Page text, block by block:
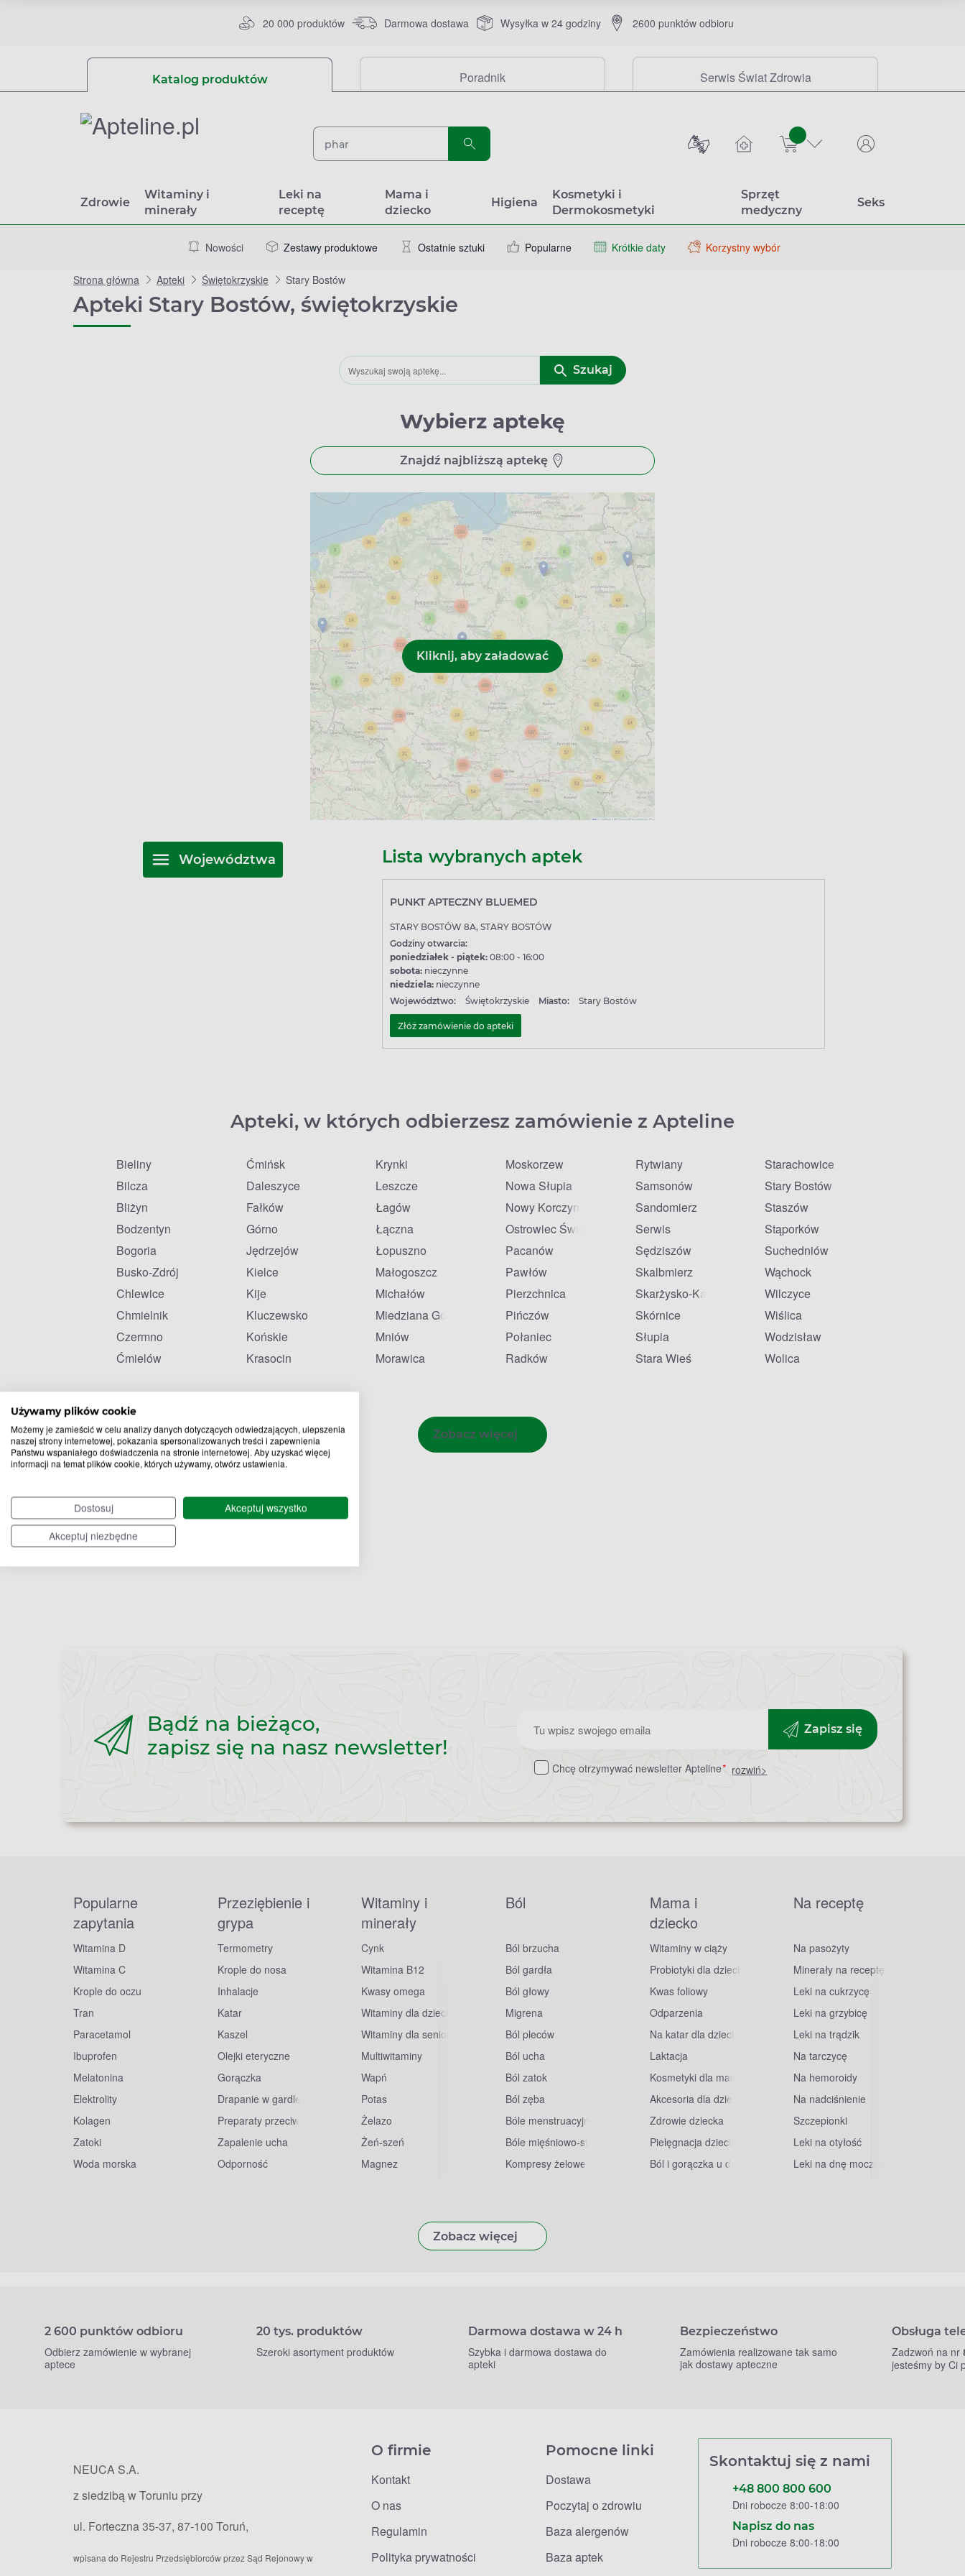
Używamy plików cookie
Możemy je zamieścić w celu analizy danych dotyczących odwiedzających, ulepszenia
naszej strony internetowej, pokazania spersonalizowanych treści i zapewnienia
Państwu wspaniałego doświadczenia na stronie internetowej. Aby uzyskać więcej
informacji na temat plików cookie, których używamy, otwórz ustawienia.
Dostosuj
Akceptuj wszystko
Akceptuj niezbędne
20 000 produktów Darmowa dostawa Wysyłka w 24 godziny 2600 punktów odbioru
Katalog produktów Poradnik Serwis Świat Zdrowia
sztuk
Zdrowie
Witaminy i
minerały
Leki na
receptę
Mama i
dziecko
Higiena
Kosmetyki i
Dermokosmetyki
Sprzęt
medyczny
Seks
Nowości Zestawy produktowe Ostatnie sztuki Popularne Krótkie daty Korzystny wybór
Strona główna Apteki Świętokrzyskie Stary Bostów
Apteki Stary Bostów, świętokrzyskie
Szukaj
Wybierz aptekę
Znajdź najbliższą aptekę
Województwa Lista wybranych aptek
PUNKT APTECZNY BLUEMED
STARY BOSTÓW 8A, STARY BOSTÓW
Godziny otwarcia:
poniedziałek - piątek:08:00 - 16:00
sobota:nieczynne
niedziela:nieczynne
Województwo:
Świętokrzyskie Miasto: Stary Bostów
Złóż zamówienie do apteki
Apteki, w których odbierzesz zamówienie z Apteline
Bieliny
Bilcza
Bliżyn
Bodzentyn
Bogoria
Busko-Zdrój
Chlewice
Chmielnik
Czermno
Ćmielów
Ćmińsk
Daleszyce
Fałków
Górno
Jędrzejów
Kielce
Kije
Kluczewsko
Końskie
Krasocin
Krynki
Leszcze
Łagów
Łączna
Łopuszno
Małogoszcz
Michałów
Miedziana Góra
Mniów
Morawica
Moskorzew
Nowa Słupia
Nowy Korczyn
Ostrowiec Świętokrzyski
Pacanów
Pawłów
Pierzchnica
Pińczów
Połaniec
Radków
Rytwiany
Samsonów
Sandomierz
Serwis
Sędziszów
Skalbmierz
Skarżysko-Kamienna
Skórnice
Słupia
Stara Wieś
Starachowice
Stary Bostów
Staszów
Stąporków
Suchedniów
Wąchock
Wilczyce
Wiślica
Wodzisław
Wolica
Zobacz więcej
Bądź na bieżąco,
zapisz się na nasz newsletter!
Zapisz
do
Zapisz się
Chcę otrzymywać newsletter Apteline* rozwiń>
Popularne
zapytania
Witamina D
Witamina C
Krople do oczu
Tran
Paracetamol
Ibuprofen
Melatonina
Elektrolity
Kolagen
Zatoki
Woda morska
Przeziębienie i
grypa
Termometry
Krople do nosa
Inhalacje
Katar
Kaszel
Olejki eteryczne
Gorączka
Drapanie w gardle
Preparaty przeciwwirusowe
Zapalenie ucha
Odporność
Witaminy i
minerały
Cynk
Witamina B12
Kwasy omega
Witaminy dla dzieci
Witaminy dla seniorów
Multiwitaminy
Wapń
Potas
Żelazo
Żeń-szeń
Magnez
Ból
Ból brzucha
Ból gardła
Ból głowy
Migrena
Ból pleców
Ból ucha
Ból zatok
Ból zęba
Bóle menstruacyjne
Bóle mięśniowo-stawowe
Kompresy żelowe
Mama i
dziecko
Witaminy w ciąży
Probiotyki dla dzieci
Kwas foliowy
Odparzenia
Na katar dla dzieci
Laktacja
Kosmetyki dla mam
Akcesoria dla dzieci
Zdrowie dziecka
Pielęgnacja dziecka
Ból i gorączka u dzieci
Na receptę
Na pasożyty
Minerały na receptę
Leki na cukrzycę
Leki na grzybicę
Leki na trądzik
Na tarczycę
Na hemoroidy
Na nadciśnienie
Szczepionki
Leki na otyłość
Leki na dnę moczanową
Zobacz więcej
2 600 punktów odbioru
Odbierz zamówienie w wybranej
aptece
20 tys. produktów
Szeroki asortyment produktów
Darmowa dostawa w 24 h
Szybka i darmowa dostawa do
apteki
Bezpieczeństwo
Zamówienia realizowane tak samo
jak dostawy apteczne
Obsługa
Zadzwoń na nr
jesteśmy by Ci
NEUCA S.A.
z siedzibą w Toruniu przy
ul. Forteczna 35-37, 87-100 Toruń,
wpisana do Rejestru Przedsiębiorców przez Sąd Rejonowy w
O firmie
Kontakt
O nas
Regulamin
Polityka prywatności
Pomocne linki
Dostawa
Poczytaj o zdrowiu
Baza alergenów
Baza aptek
Skontaktuj się z nami
+48 800 800 600
Dni robocze 8:00-18:00
Napisz do nas
Dni robocze 8:00-18:00